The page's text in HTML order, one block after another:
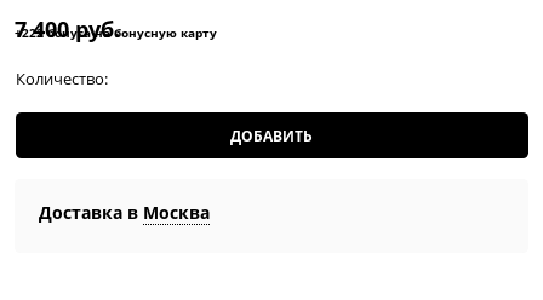
7 400 руб.
+222 бонуса на бонусную карту
Количество:
ДОБАВИТЬ
Доставка в Москва